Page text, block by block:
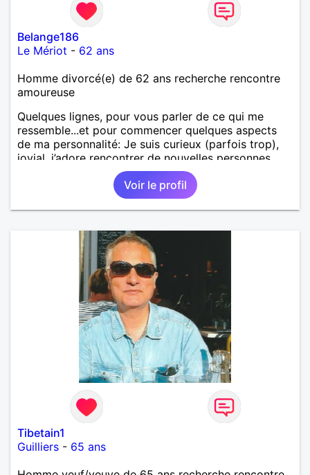
Belange186
Le Mériot - 62 ans
Homme divorcé(e) de 62 ans recherche rencontre
amoureuse
Quelques lignes, pour vous parler de ce qui me
ressemble...et pour commencer quelques aspects
de ma personnalité: Je suis curieux (parfois trop),
jovial, j’adore rencontrer de nouvelles personnes.
Mais tout s’explique, je suis expert immobilier ! La
nature, le camping, les randonnées et le bénévolat
font aussi partie des activités qui m'enthousiasment
et m'apportent de la joie... Et si je devais énoncer
sont donc à mes yeux les plus importantes, je
choisirais celles-ci: l’honnêteté, l’intégrité, la fidélité
Voir le profil
Tibetain1
Guilliers - 65 ans